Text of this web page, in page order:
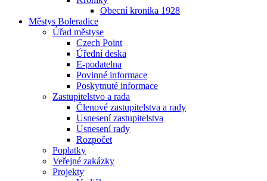
Obecní kronika 1928
Městys Boleradice
Úřad městyse
Czech Point
Úřední deska
E-podatelna
Povinné informace
Poskytnuté informace
Zastupitelstvo a rada
Členové zastupitelstva a rady
Usnesení zastupitelstva
Usnesení rady
Rozpočet
Poplatky
Veřejné zakázky
Projekty